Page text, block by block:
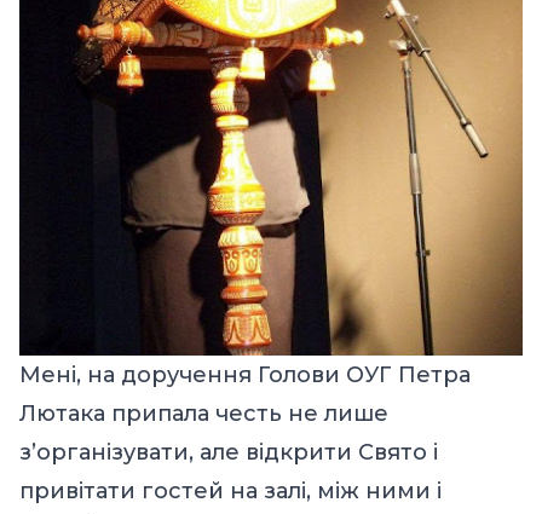
Мені, на доручення Голови ОУГ Петра
Лютака припала честь не лише
з’організувати, але відкрити Cвято і
привітати гостей на залі, між ними і